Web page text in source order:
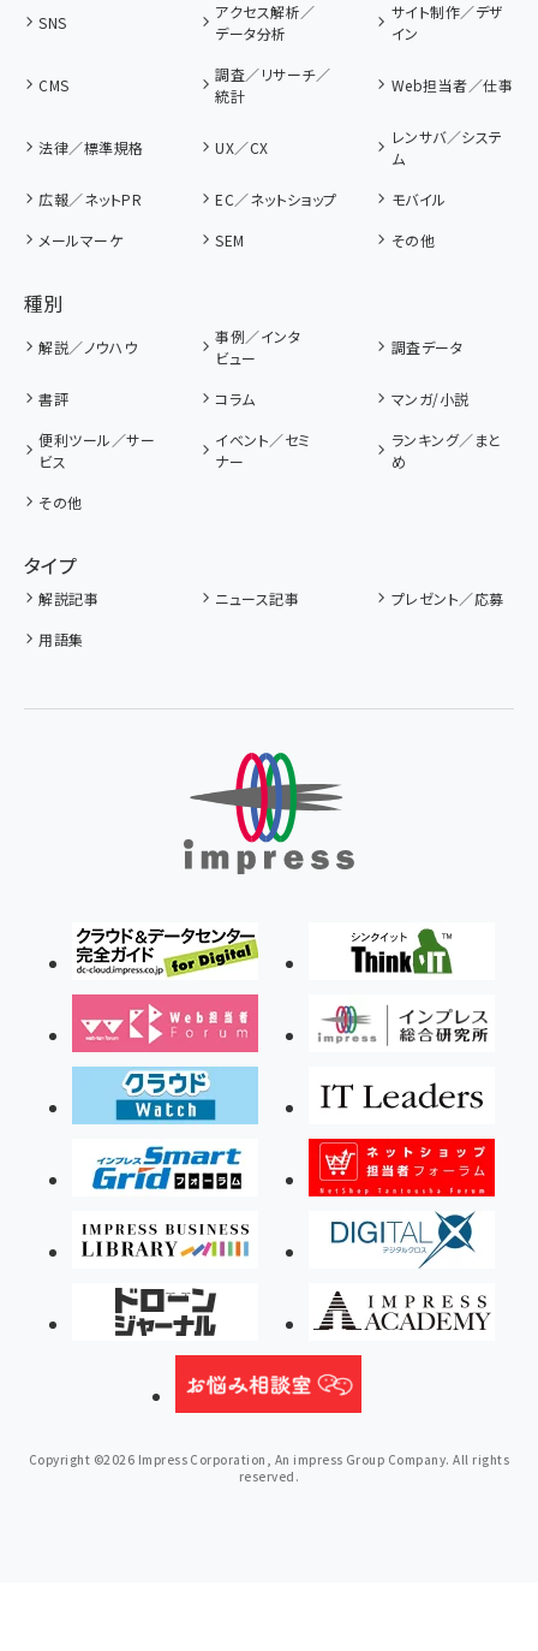
SNS
アクセス解析／
データ分析
サイト制作／デザ
イン
CMS
調査／リサーチ／
統計
Web担当者／仕事
法律／標準規格 UX／CX
レンサバ／システ
ム
広報／ネットPR
EC／ネットショップ
モバイル
メールマーケ
SEM その他
種別
解説／ノウハウ
事例／インタ
ビュー
調査データ
書評 コラム
マンガ/小説
便利ツール／サー
ビス
イベント／セミ
ナー
ランキング／まと
め
その他
タイプ
解説記事 ニュース記事
プレゼント／応募
用語集
Copyright ©2026 Impress Corporation, An impress Group Company. All rights
reserved.